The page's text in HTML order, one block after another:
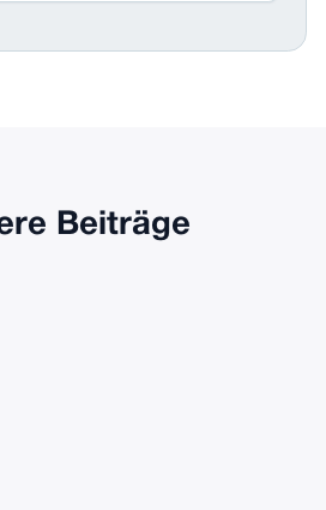
Beiträge